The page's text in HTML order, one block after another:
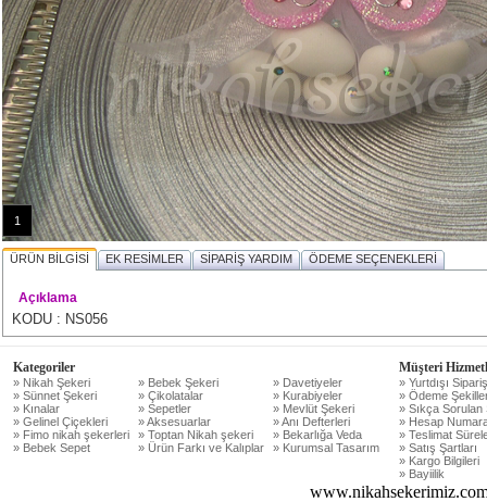
1
ÜRÜN BİLGİSİ EK RESİMLER SİPARİŞ YARDIM ÖDEME SEÇENEKLERİ
Açıklama
KODU : NS056
Kategoriler
» Nikah Şekeri » Bebek Şekeri
» Davetiyeler
» Sünnet Şekeri
» Çikolatalar
» Kurabiyeler
» Kınalar
» Sepetler
» Mevlüt Şekeri
» Gelinel Çiçekleri
» Aksesuarlar
» Anı Defterleri
» Fimo nikah şekerleri
» Toptan Nikah şekeri
» Bekarlığa Veda
» Bebek Sepet
» Ürün Farkı ve Kalıplar » Kurumsal Tasarım
Müşteri
» Yurtdışı
» Ödeme
» Sıkça Sorulan
» Hesap
» Teslimat
» Satış Şartları
» Kargo Bilgileri
» Bayiilik